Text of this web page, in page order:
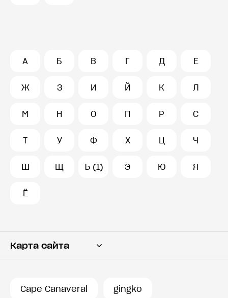
А Б В Г Д Е
Ж З И Й К Л
М Н О П Р С
Т У Ф Х Ц Ч
Ш Щ Ъ (1) Э Ю Я
Ё
Карта сайта
Cape Canaveral gingko